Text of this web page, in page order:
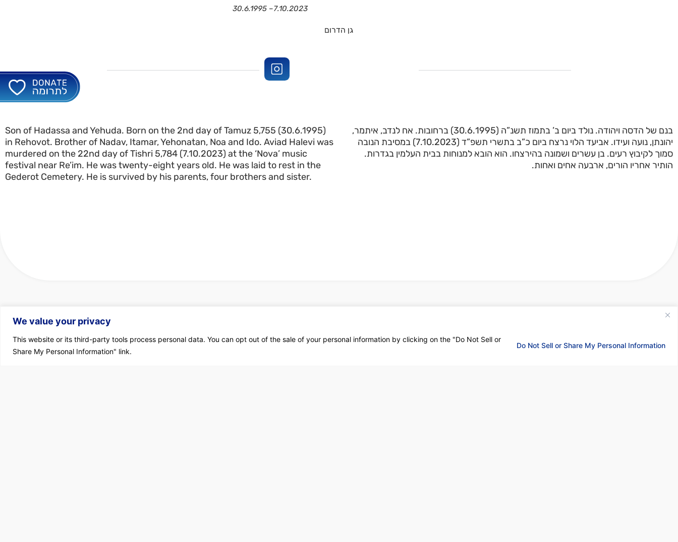
We value your privacy
This website or its third-party tools process personal data. You can opt out of the sale of your personal information by clicking on the "Do Not Sell or
Share My Personal Information" link.
Do Not Sell or Share My Personal Information
30.6.1995 –7.10.2023
גן הדרום
Son of Hadassa and Yehuda. Born on the 2nd day of Tamuz 5,755 (30.6.1995)
in Rehovot. Brother of Nadav, Itamar, Yehonatan, Noa and Ido. Aviad Halevi was
murdered on the 22nd day of Tishri 5,784 (7.10.2023) at the ‘Nova’ music
festival near Re’im. He was twenty-eight years old. He was laid to rest in the
Gederot Cemetery. He is survived by his parents, four brothers and sister.
בנם של הדסה ויהודה. נולד ביום ב’ בתמוז תשנ”ה (30.6.1995) ברחובות. אח לנדב, איתמר,
יהונתן, נועה ועידו. אביעד הלוי נרצח ביום כ”ב בתשרי תשפ”ד (7.10.2023) במסיבת הנובה
סמוך לקיבוץ רעים. בן עשרים ושמונה בהירצחו. הוא הובא למנוחות בבית העלמין בגדרות.
הותיר אחריו הורים, ארבעה אחים ואחות.